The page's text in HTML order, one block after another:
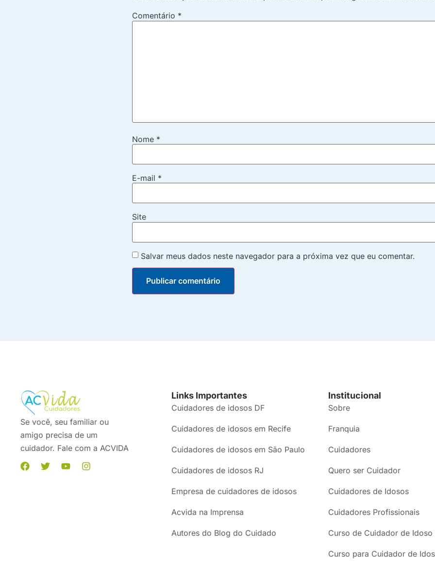
Comentário *
Nome *
E-mail *
Site
Salvar meus dados neste navegador para a próxima vez que eu comentar.
Se você, seu familiar ou
amigo precisa de um
cuidador. Fale com a ACVIDA
Links Importantes
Cuidadores de idosos DF
Cuidadores de idosos em Recife
Cuidadores de idosos em São Paulo
Cuidadores de idosos RJ
Empresa de cuidadores de idosos
Acvida na Imprensa
Autores do Blog do Cuidado
Institucional
Sobre
Franquia
Cuidadores
Quero ser Cuidador
Cuidadores de Idosos
Cuidadores Profissionais
Curso de Cuidador de Idoso
Curso para Cuidador de